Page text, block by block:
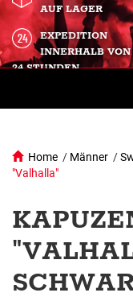
AUF LAGER
EXPEDITION
INNERHALB VON
24 STUNDEN.
Home / Männer /
"Valhalla"